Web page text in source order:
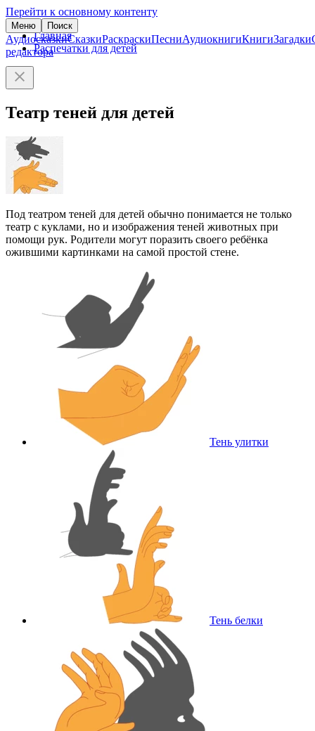
Перейти к основному контенту
Меню Поиск
АудиосказкиСказкиРаскраскиПесниАудиокнигиКнигиЗагадки
редактора
Главная
Распечатки для детей
Театр теней для детей
Под театром теней для детей обычно понимается не только
театр с куклами, но и изображения теней животных при
помощи рук. Родители могут поразить своего ребёнка
ожившими картинками на самой простой стене.
Тень улитки
Тень белки